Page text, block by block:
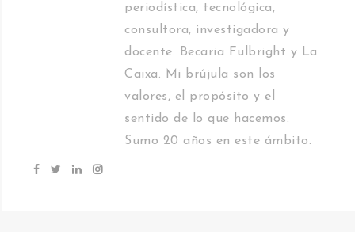
periodística, tecnológica,
consultora, investigadora y
docente. Becaria Fulbright y La
Caixa. Mi brújula son los
valores, el propósito y el
sentido de lo que hacemos.
Sumo 20 años en este ámbito.